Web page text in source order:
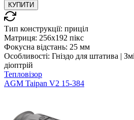
КУПИТИ
Тип конструкції: приціл
Матриця: 256x192 пікс
Фокусна відстань: 25 мм
Особливості: Гніздо для штатива |
діоптрій
Тепловізор
AGM Taipan V2 15-384